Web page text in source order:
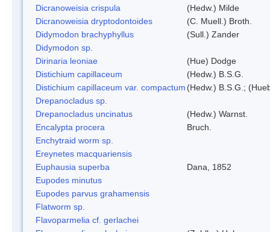
Dicranoweisia crispula
(Hedw.) Milde
Dicranoweisia dryptodontoides
(C. Muell.) Broth.
Didymodon brachyphyllus
(Sull.) Zander
Didymodon sp.
Dirinaria leoniae
(Hue) Dodge
Distichium capillaceum
(Hedw.) B.S.G.
Distichium capillaceum var. compactum (Hedw.) B.S.G.;
Drepanocladus sp.
Drepanocladus uncinatus
(Hedw.) Warnst.
Encalypta procera
Bruch.
Enchytraid worm sp.
Ereynetes macquariensis
Euphausia superba
Dana, 1852
Eupodes minutus
Eupodes parvus grahamensis
Flatworm sp.
Flavoparmelia cf. gerlachei